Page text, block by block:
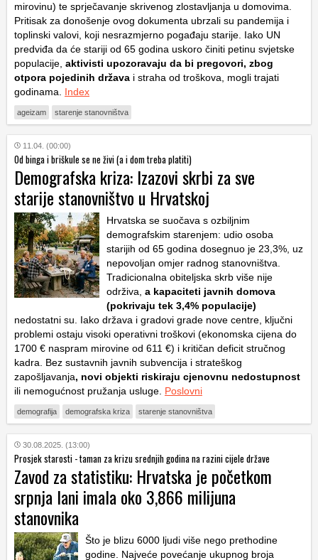
mirovinu) te sprječavanje skrivenog zlostavljanja u domovima.
Pritisak za donošenje ovog dokumenta ubrzali su pandemija i
toplinski valovi, koji nesrazmjerno pogađaju starije. Iako UN
predviđa da će stariji od 65 godina uskoro činiti petinu svjetske
populacije, aktivisti upozoravaju da bi pregovori, zbog
otpora pojedinih država i straha od troškova, mogli trajati
godinama. Index
ageizam starenje stanovništva
11.04. (00:00)
Od binga i briškule se ne živi (a i dom treba platiti)
Demografska kriza: Izazovi skrbi za sve
starije stanovništvo u Hrvatskoj
Hrvatska se suočava s ozbiljnim
demografskim starenjem: udio osoba
starijih od 65 godina dosegnuo je 23,3%, uz
nepovoljan omjer radnog stanovništva.
Tradicionalna obiteljska skrb više nije
održiva, a kapaciteti javnih domova
(pokrivaju tek 3,4% populacije)
nedostatni su. Iako država i gradovi grade nove centre, ključni
problemi ostaju visoki operativni troškovi (ekonomska cijena do
1700 € naspram mirovine od 611 €) i kritičan deficit stručnog
kadra. Bez sustavnih javnih subvencija i strateškog
zapošljavanja, novi objekti riskiraju cjenovnu nedostupnost
ili nemogućnost pružanja usluge. Poslovni
demografija demografska kriza starenje stanovništva
30.08.2025. (13:00)
Prosjek starosti - taman za krizu srednjih godina na razini cijele države
Zavod za statistiku: Hrvatska je početkom
srpnja lani imala oko 3,866 milijuna
stanovnika
Što je blizu 6000 ljudi više nego prethodine
godine. Najveće povećanje ukupnog broja